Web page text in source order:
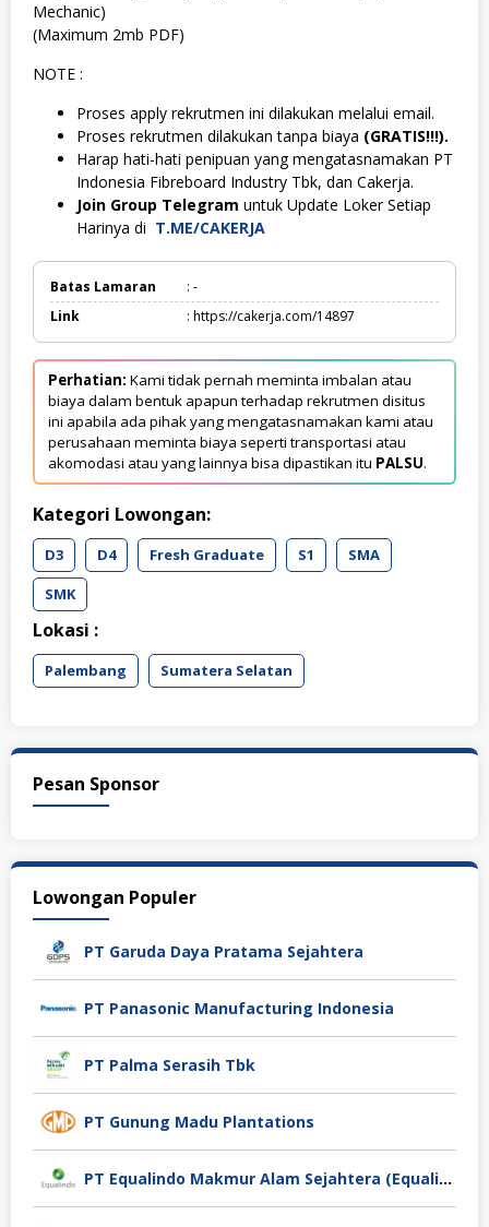
Mechanic)
(Maximum 2mb PDF)
NOTE :
Proses apply rekrutmen ini dilakukan melalui email.
Proses rekrutmen dilakukan tanpa biaya (GRATIS!!!).
Harap hati-hati penipuan yang mengatasnamakan PT
Indonesia Fibreboard Industry Tbk, dan Cakerja.
Join Group Telegram untuk Update Loker Setiap
Harinya di T.ME/CAKERJA
Batas Lamaran
: -
Link
: https://cakerja.com/14897
Perhatian: Kami tidak pernah meminta imbalan atau
biaya dalam bentuk apapun terhadap rekrutmen disitus
ini apabila ada pihak yang mengatasnamakan kami atau
perusahaan meminta biaya seperti transportasi atau
akomodasi atau yang lainnya bisa dipastikan itu PALSU.
Kategori Lowongan:
D3 D4 Fresh Graduate S1
SMA
SMK
Lokasi :
Palembang Sumatera Selatan
Pesan Sponsor
Lowongan Populer
PT Garuda Daya Pratama Sejahtera
PT Panasonic Manufacturing Indonesia
PT Palma Serasih Tbk
PT Gunung Madu Plantations
PT Equalindo Makmur Alam Sejahtera (Equalindo Group)